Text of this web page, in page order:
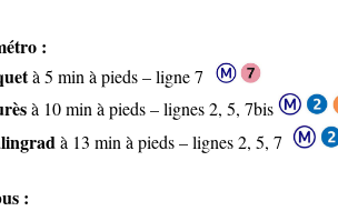
:
à 5 min à pieds – ligne 7
à 10 min à pieds – lignes 2, 5, 7bis
à 13 min à pieds – lignes 2, 5, 7
: